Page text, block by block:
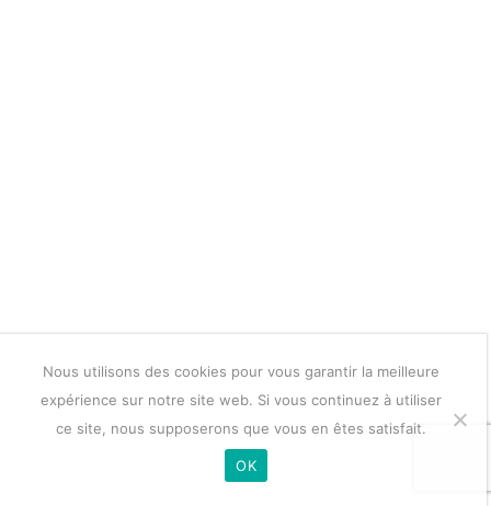
Nous utilisons des cookies pour vous garantir la meilleure
expérience sur notre site web. Si vous continuez à utiliser
ce site, nous supposerons que vous en êtes satisfait.
OK